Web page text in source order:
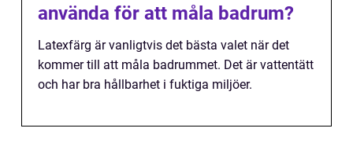
använda för att måla badrum?
Latexfärg är vanligtvis det bästa valet när det
kommer till att måla badrummet. Det är vattentätt
och har bra hållbarhet i fuktiga miljöer.